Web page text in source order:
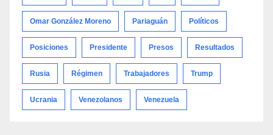
Omar González Moreno Pariaguán Políticos
Posiciones Presidente Presos Resultados
Rusia Régimen Trabajadores Trump
Ucrania Venezolanos Venezuela